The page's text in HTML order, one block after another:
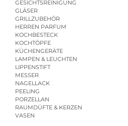
GESICHTSREINIGUNG
GLÄSER
GRILLZUBEHÖR
HERREN PARFUM
KOCHBESTECK
KOCHTÖPFE
KÜCHENGERÄTE
LAMPEN & LEUCHTEN
LIPPENSTIFT
MESSER
NAGELLACK
PEELING
PORZELLAN
RAUMDÜFTE & KERZEN
VASEN